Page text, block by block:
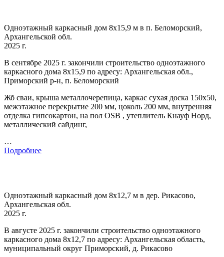
Одноэтажный каркасный дом 8х15,9 м в п. Беломорский,
Архангельской обл.
2025 г.
В сентябре 2025 г. закончили строительство одноэтажного
каркасного дома 8х15,9 по адресу: Архангельская обл.,
Приморский р-н, п. Беломорский
Жб сваи, крыша металлочерепица, каркас сухая доска 150х50,
межэтажное перекрытие 200 мм, цоколь 200 мм, внутренняя
отделка гипсокартон, на пол OSB , утеплитель Кнауф Норд,
металлический сайдинг,
…
Подробнее
Одноэтажный каркасный дом 8х12,7 м в дер. Рикасово,
Архангельская обл.
2025 г.
В августе 2025 г. закончили строительство одноэтажного
каркасного дома 8х12,7 по адресу: Архангельская область,
муниципальный округ Приморский, д. Рикасово